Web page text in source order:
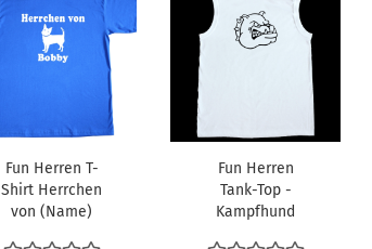
Fun Herren T-
Shirt Herrchen
von (Name)
Fun Herren
Tank-Top -
Kampfhund